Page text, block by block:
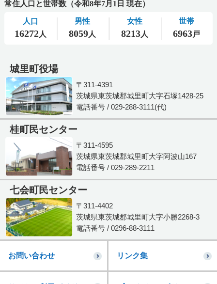
城里町役場
〒311-4391
茨城県東茨城郡城里町大字石塚1428-25
電話番号 / 029-288-3111(代)
桂町民センター
〒311-4595
茨城県東茨城郡城里町大字阿波山167
電話番号 / 029-289-2211
七会町民センター
〒311-4402
茨城県東茨城郡城里町大字小勝2268-3
電話番号 / 0296-88-3111
お問い合わせ リンク集